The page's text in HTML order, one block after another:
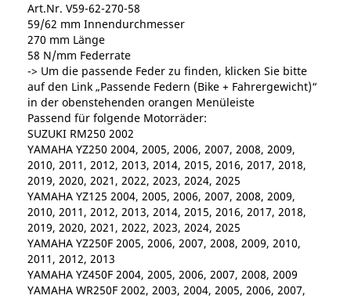
Art.Nr. V59-62-270-58
59/62 mm Innendurchmesser
270 mm Länge
58 N/mm Federrate
-> Um die passende Feder zu finden, klicken Sie bitte
auf den Link „Passende Federn (Bike + Fahrergewicht)“
in der obenstehenden orangen Menüleiste
Passend für folgende Motorräder:
SUZUKI RM250 2002
YAMAHA YZ250 2004, 2005, 2006, 2007, 2008, 2009,
2010, 2011, 2012, 2013, 2014, 2015, 2016, 2017, 2018,
2019, 2020, 2021, 2022, 2023, 2024, 2025
YAMAHA YZ125 2004, 2005, 2006, 2007, 2008, 2009,
2010, 2011, 2012, 2013, 2014, 2015, 2016, 2017, 2018,
2019, 2020, 2021, 2022, 2023, 2024, 2025
YAMAHA YZ250F 2005, 2006, 2007, 2008, 2009, 2010,
2011, 2012, 2013
YAMAHA YZ450F 2004, 2005, 2006, 2007, 2008, 2009
YAMAHA WR250F 2002, 2003, 2004, 2005, 2006, 2007,